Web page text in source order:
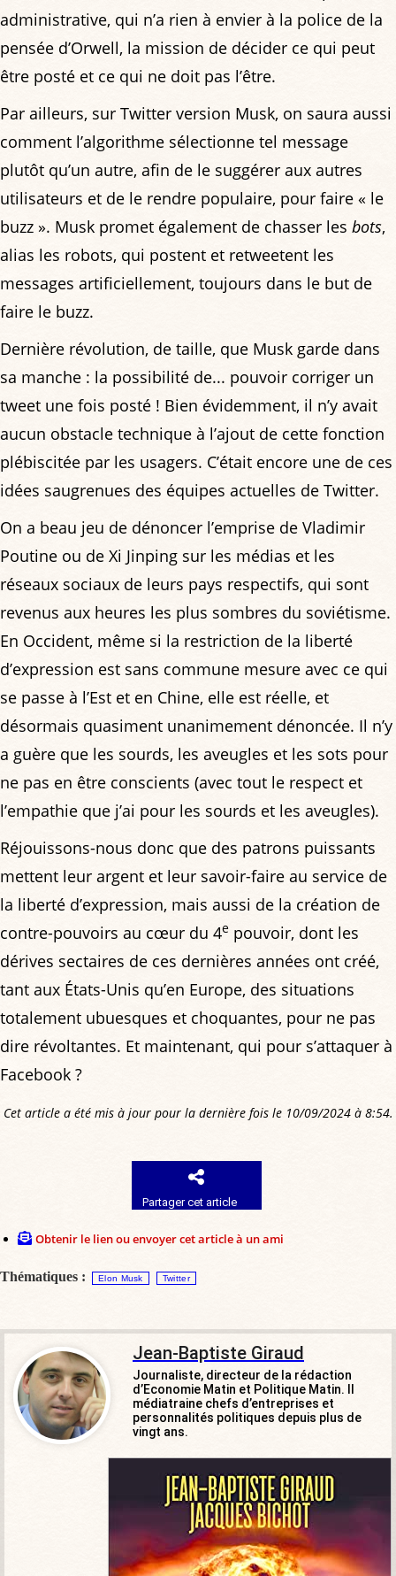
administrative, qui n’a rien à envier à la police de la
pensée d’Orwell, la mission de décider ce qui peut
être posté et ce qui ne doit pas l’être.
Par ailleurs, sur Twitter version Musk, on saura aussi
comment l’algorithme sélectionne tel message
plutôt qu’un autre, afin de le suggérer aux autres
utilisateurs et de le rendre populaire, pour faire « le
buzz ». Musk promet également de chasser les bots,
alias les robots, qui postent et retweetent les
messages artificiellement, toujours dans le but de
faire le buzz.
Dernière révolution, de taille, que Musk garde dans
sa manche : la possibilité de... pouvoir corriger un
tweet une fois posté ! Bien évidemment, il n’y avait
aucun obstacle technique à l’ajout de cette fonction
plébiscitée par les usagers. C’était encore une de ces
idées saugrenues des équipes actuelles de Twitter.
On a beau jeu de dénoncer l’emprise de Vladimir
Poutine ou de Xi Jinping sur les médias et les
réseaux sociaux de leurs pays respectifs, qui sont
revenus aux heures les plus sombres du soviétisme.
En Occident, même si la restriction de la liberté
d’expression est sans commune mesure avec ce qui
se passe à l’Est et en Chine, elle est réelle, et
désormais quasiment unanimement dénoncée. Il n’y
a guère que les sourds, les aveugles et les sots pour
ne pas en être conscients (avec tout le respect et
l’empathie que j’ai pour les sourds et les aveugles).
Réjouissons-nous donc que des patrons puissants
mettent leur argent et leur savoir-faire au service de
la liberté d’expression, mais aussi de la création de
contre-pouvoirs au cœur du 4e pouvoir, dont les
dérives sectaires de ces dernières années ont créé,
tant aux États-Unis qu’en Europe, des situations
totalement ubuesques et choquantes, pour ne pas
dire révoltantes. Et maintenant, qui pour s’attaquer à
Facebook ?
Cet article a été mis à jour pour la dernière fois le 10/09/2024 à 8:54.
Partager cet article
Obtenir le lien ou envoyer cet article à un ami
Thématiques : Elon Musk Twitter
Jean-Baptiste Giraud
Journaliste, directeur de la rédaction
d’Economie Matin et Politique Matin. Il
médiatraine chefs d’entreprises et
personnalités politiques depuis plus de
vingt ans.